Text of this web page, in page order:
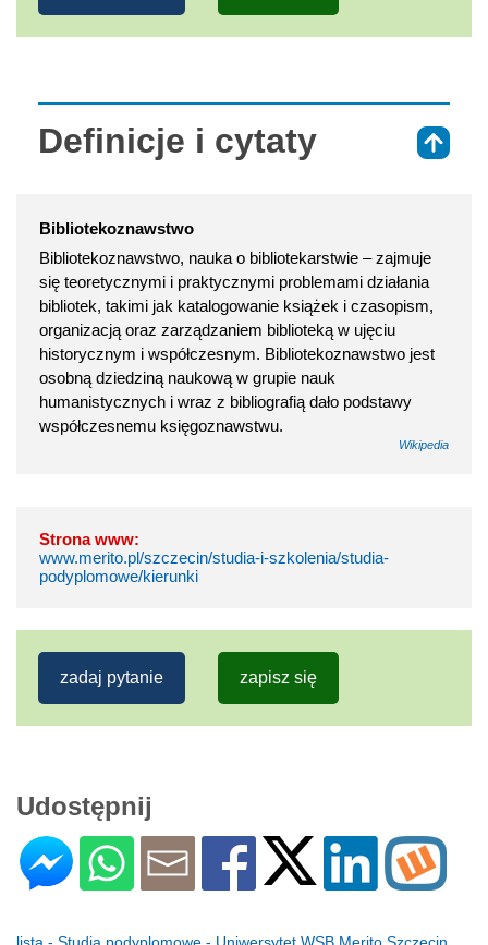
Definicje i cytaty
Bibliotekoznawstwo
Bibliotekoznawstwo, nauka o bibliotekarstwie – zajmuje
się teoretycznymi i praktycznymi problemami działania
bibliotek, takimi jak katalogowanie książek i czasopism,
organizacją oraz zarządzaniem biblioteką w ujęciu
historycznym i współczesnym. Bibliotekoznawstwo jest
osobną dziedziną naukową w grupie nauk
humanistycznych i wraz z bibliografią dało podstawy
współczesnemu księgoznawstwu.
Wikipedia
Strona www:
www.merito.pl/szczecin/studia-i-szkolenia/studia-
podyplomowe/kierunki
zadaj pytanie zapisz się
Udostępnij